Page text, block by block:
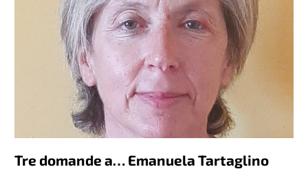
Tre domande a… Emanuela Tartaglino